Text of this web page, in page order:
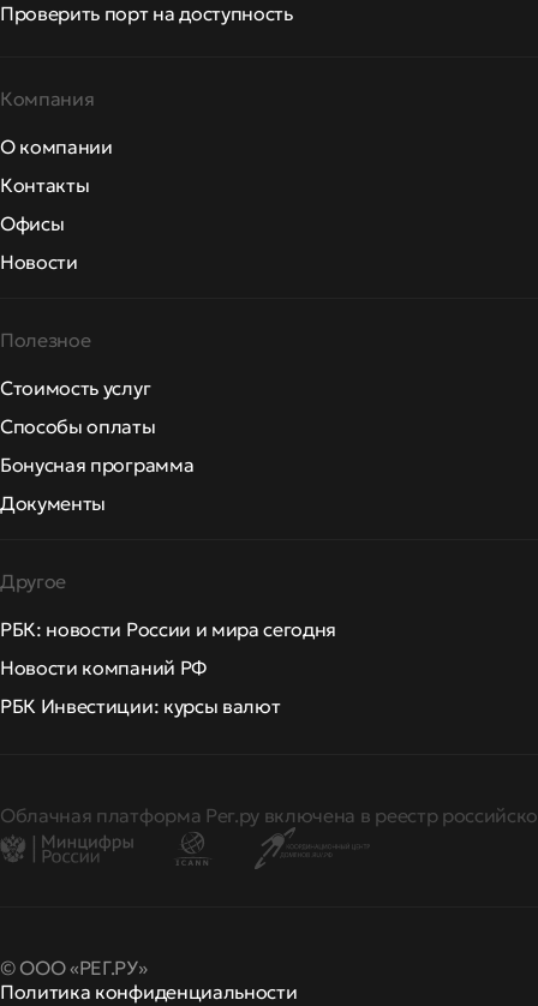
Проверить порт на доступность
Компания
О компании
Контакты
Офисы
Новости
Полезное
Стоимость услуг
Способы оплаты
Бонусная программа
Документы
Другое
РБК: новости России и мира сегодня
Новости компаний РФ
РБК Инвестиции: курсы валют
Облачная платформа Рег.ру включена в реестр
© ООО «РЕГ.РУ»
Политика конфиденциальности